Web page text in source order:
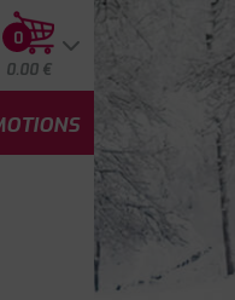
0
0.00 €